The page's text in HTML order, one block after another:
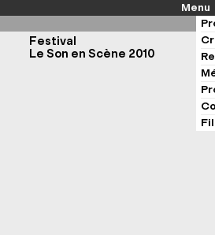
Menu
Festival
Le Son en Scène 2010